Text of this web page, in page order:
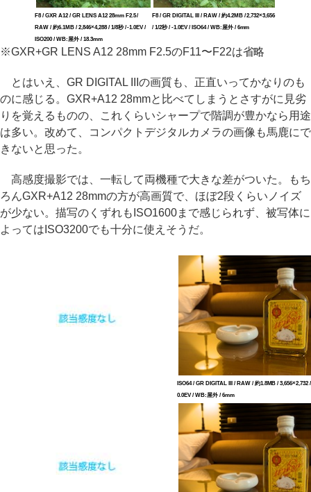
F8 / GXR A12 / GR LENS A12 28mm F2.5 /
RAW / 約6.1MB / 2,846×4,288 / 1/8秒 / -1.0EV /
ISO200 / WB:屋外 / 18.3mm
F8 / GR DIGITAL III / RAW / 約4.2MB / 2,732×3,656
/ 1/2秒 / -1.0EV / ISO64 / WB:屋外 / 6mm
※GXR+GR LENS A12 28mm F2.5のF11〜F22は省略
とはいえ、GR DIGITAL IIIの画質も、正直いってかなりのも
のに感じる。GXR+A12 28mmと比べてしまうとさすがに見劣
りを覚えるものの、これくらいシャープで階調が豊かなら用途
は多い。改めて、コンパクトデジタルカメラの画像も馬鹿にで
きないと思った。
高感度撮影では、一転して両機種で大きな差がついた。もち
ろんGXR+A12 28mmの方が高画質で、ほぼ2段くらいノイズ
が少ない。描写のくずれもISO1600まで感じられず、被写体に
よってはISO3200でも十分に使えそうだ。
ISO64 / GR DIGITAL III / RAW / 約1.8MB / 3,656×2,732
0.0EV / WB:屋外 / 6mm